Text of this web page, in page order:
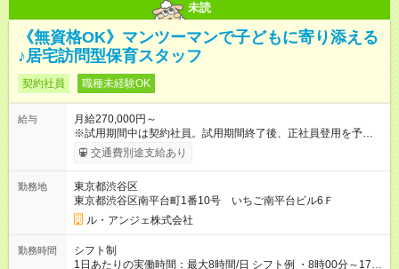
未読
《無資格OK》マンツーマンで子どもに寄り添える
♪居宅訪問型保育スタッフ
契約社員 職種未経験OK
給与
月給270,000円～
※試用期間中は契約社員。試用期間終了後、正社員登用を予定。
正社員雇用後は、賞与年2回 【試用期間】試用期間あり 試用期
間の長さ：6ヶ月 雇用形態、給与は本採用時と同じです。
交通費別途支給あり
勤務地
東京都渋谷区
東京都渋谷区南平台町1番10号 いちご南平台ビル6Ｆ
ル・アンジェ株式会社
勤務時間
シフト制
1日あたりの実働時間：最大8時間/日 シフト例 ・8時00分～17時